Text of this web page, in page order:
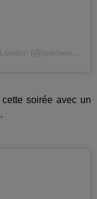
soirée avec un